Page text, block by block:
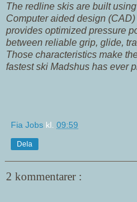
The redline skis are built
Computer aided design
provides optimized pressure
between reliable grip, glide,
Those characteristics make
fastest ski Madshus has ever
Fia Jobs kl. 09:59
Dela
2 kommentarer :